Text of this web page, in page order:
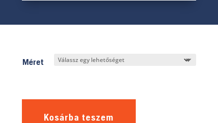
Méret
Kosárba teszem